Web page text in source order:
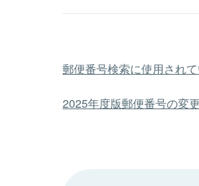
郵便番号検索に使用され
2025年度版郵便番号の変